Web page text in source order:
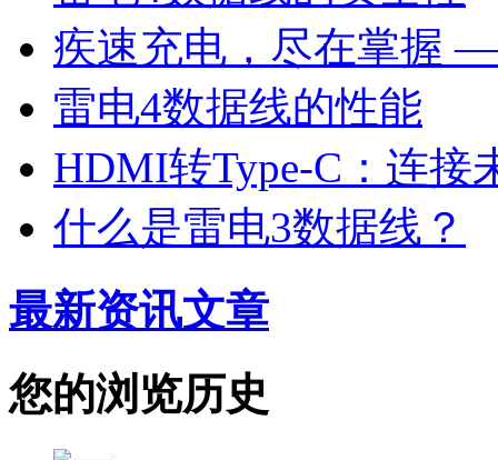
疾速充电，尽在掌握
雷电4数据线的性能
HDMI转Type-C：连接
什么是雷电3数据线？
最新资讯文章
您的浏览历史